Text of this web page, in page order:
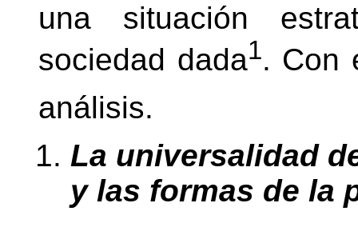
una situación
sociedad dada1.
análisis.
La universalidad
y las formas de la